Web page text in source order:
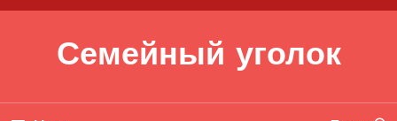
Перейти к содержимому
Семейный уголок